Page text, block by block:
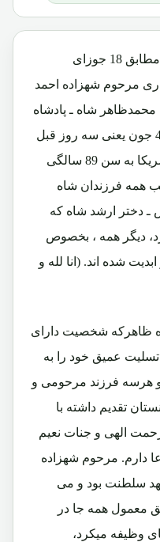
امروز جمعه مورخ 7 جون 2024 (مطابق 18 جوزای
مرحوم شهزاده احمد
شاه ـ پادشاه
اسبق افغانستان است که بتاریخ 4 جون یعنی سه روز قبل
درایالت ویرجنیا ـ ایالات متحده امریکا به سن 89 سالگی
همه فرزندان شاه
ـ دختر ارشد شاه که
قرار دارد، دیگر همه ، بخصوص
شده اند. (انا لله و
ظاهرکه شخصیت دارای
عمیق خود را به
هرسه فرزند مرحومی و
تقدیم داشته با
الهی و جنات نعیم
دارم. مرحوم شهزاده
سلطنت بود و می
معمول همه جا در
وظیفه میکرد،